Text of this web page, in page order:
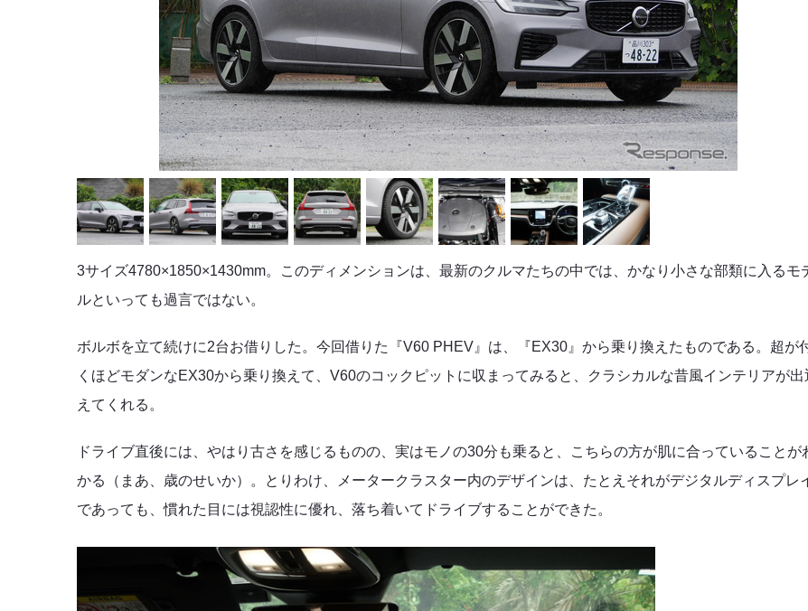
3サイズ4780×1850×1430mm。このディメンションは、最新のクルマたちの中では、かなり小さな部類に入るモ
ルといっても過言ではない。
ボルボを立て続けに2台お借りした。今回借りた『V60 PHEV』は、『EX30』から乗り換えたものである。超が
くほどモダンなEX30から乗り換えて、V60のコックピットに収まってみると、クラシカルな昔風インテリアが出
えてくれる。
ドライブ直後には、やはり古さを感じるものの、実はモノの30分も乗ると、こちらの方が肌に合っていることが
かる（まあ、歳のせいか）。とりわけ、メータークラスター内のデザインは、たとえそれがデジタルディスプレ
であっても、慣れた目には視認性に優れ、落ち着いてドライブすることができた。